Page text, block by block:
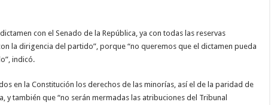
con el Senado de la República, ya con todas las reservas
la dirigencia del partido”, porque “no queremos que el dictamen pueda
indicó.
en la Constitución los derechos de las minorías, así el de la paridad de
y también que “no serán mermadas las atribuciones del Tribunal